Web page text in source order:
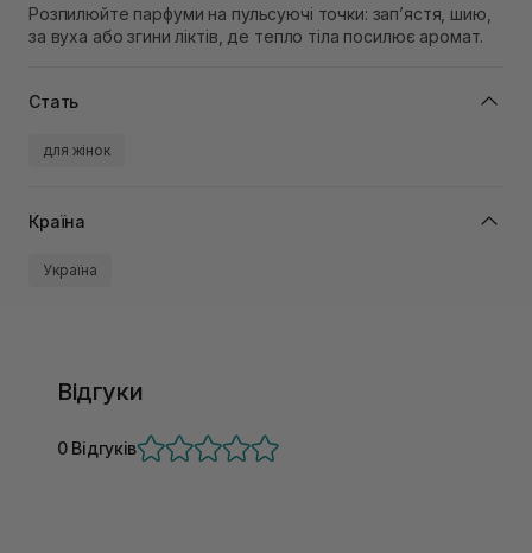
Розпилюйте парфуми на пульсуючі точки: зап’ястя, шию,
за вуха або згини ліктів, де тепло тіла посилює аромат.
Стать
для жінок
Країна
Україна
Відгуки
0 Відгуків